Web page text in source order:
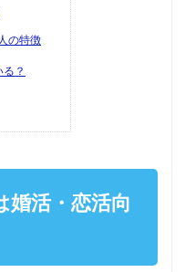
の特徴
？
活・恋活向